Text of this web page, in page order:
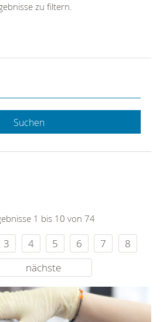
zu filtern.
Suchen
1 bis 10 von 74
3 4 5 6 7
8
nächste